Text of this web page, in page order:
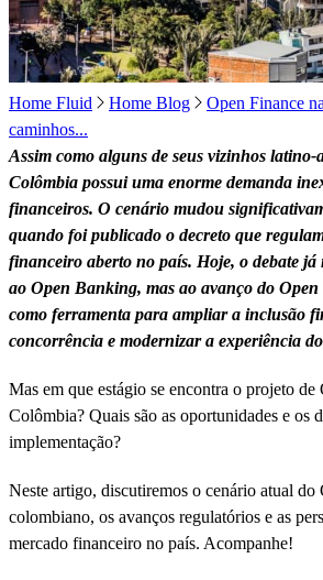
Home Fluid Home Blog
Open Finance
caminhos...
Assim como alguns de seus vizinhos latino-
Colômbia possui uma enorme demanda
financeiros. O cenário mudou
quando foi publicado o decreto que
financeiro aberto no país. Hoje, o debate já
ao Open Banking, mas ao avanço do
como ferramenta para ampliar a inclusão
concorrência e modernizar a experiência
Mas em que estágio se encontra o projeto de
Colômbia? Quais são as oportunidades e os
implementação?
Neste artigo, discutiremos o cenário atual do
colombiano, os avanços regulatórios e as
mercado financeiro no país. Acompanhe!